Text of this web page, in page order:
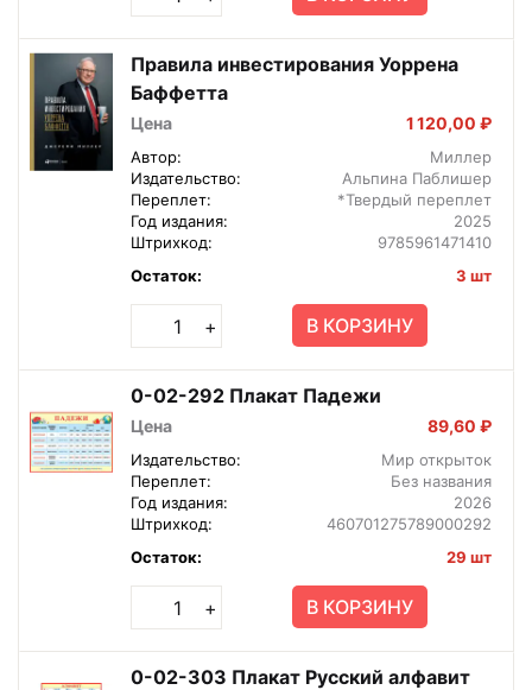
Правила инвестирования Уоррена
Баффетта
Цена 1 120,00 ₽
Автор:
Миллер
Издательство:
Альпина Паблишер
Переплет:
*Твердый переплет
Год издания:
2025
Штрихкод:
9785961471410
Остаток:
3 шт
+ В КОРЗИНУ
0-02-292 Плакат Падежи
Цена 89,60 ₽
Издательство:
Мир открыток
Переплет:
Без названия
Год издания:
2026
Штрихкод:
460701275789000292
Остаток:
29 шт
+ В КОРЗИНУ
0-02-303 Плакат Русский алфавит